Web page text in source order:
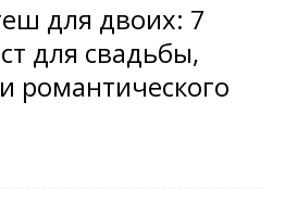
для двоих: 7
для свадьбы,
романтического